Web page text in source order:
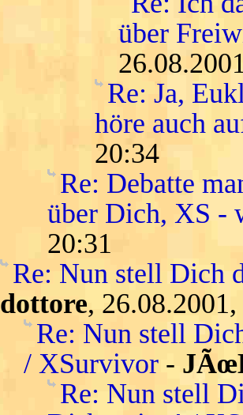
über
Re: Ja,
höre auch
20:34
Re: Debatte
über Dich, XS -
20:31
Re: Nun stell Dich
dottore,
Re: Nun stell
/ XSurvivor -
Re: Nun stell